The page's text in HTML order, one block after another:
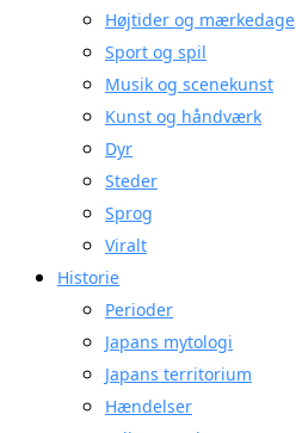
Højtider og mærkedage
Sport og spil
Musik og scenekunst
Kunst og håndværk
Dyr
Steder
Sprog
Viralt
Historie
Perioder
Japans mytologi
Japans territorium
Hændelser